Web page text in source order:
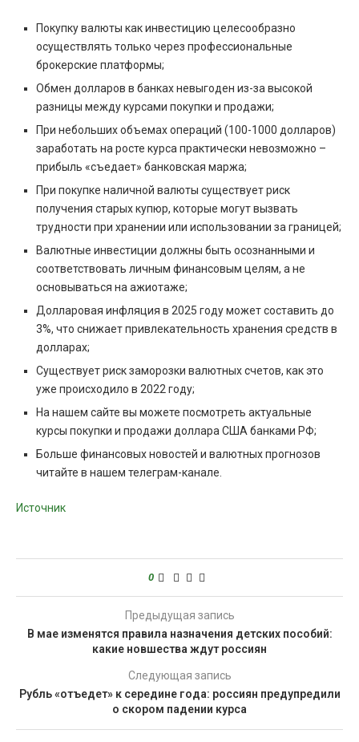
Покупку валюты как инвестицию целесообразно
осуществлять только через профессиональные
брокерские платформы;
Обмен долларов в банках невыгоден из-за высокой
разницы между курсами покупки и продажи;
При небольших объемах операций (100-1000 долларов)
заработать на росте курса практически невозможно –
прибыль «съедает» банковская маржа;
При покупке наличной валюты существует риск
получения старых купюр, которые могут вызвать
трудности при хранении или использовании за границей;
Валютные инвестиции должны быть осознанными и
соответствовать личным финансовым целям, а не
основываться на ажиотаже;
Долларовая инфляция в 2025 году может составить до
3%, что снижает привлекательность хранения средств в
долларах;
Существует риск заморозки валютных счетов, как это
уже происходило в 2022 году;
На нашем сайте вы можете посмотреть актуальные
курсы покупки и продажи доллара США банками РФ;
Больше финансовых новостей и валютных прогнозов
читайте в нашем телеграм-канале.
Источник
0
Предыдущая запись
В мае изменятся правила назначения детских пособий:
какие новшества ждут россиян
Следующая запись
Рубль «отъедет» к середине года: россиян предупредили
о скором падении курса